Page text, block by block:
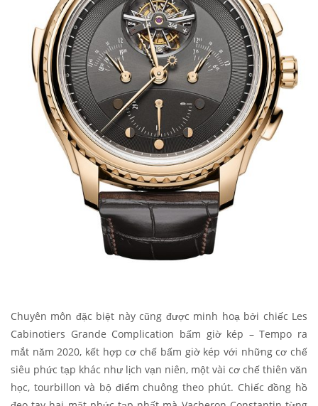
Chuyên môn đặc biệt này cũng được minh hoạ bởi chiếc Les
Cabinotiers Grande Complication bấm giờ kép – Tempo ra
mắt năm 2020, kết hợp cơ chế bấm giờ kép với những cơ chế
siêu phức tạp khác như lịch vạn niên, một vài cơ chế thiên văn
học, tourbillon và bộ điểm chuông theo phút. Chiếc đồng hồ